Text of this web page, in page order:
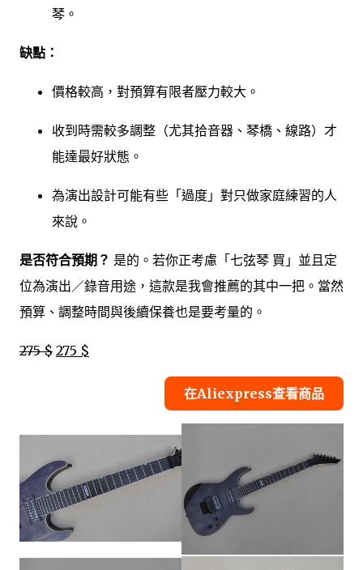
琴。
缺點：
價格較高，對預算有限者壓力較大。
收到時需較多調整（尤其拾音器、琴橋、線路）才
能達最好狀態。
為演出設計可能有些「過度」對只做家庭練習的人
來說。
是否符合預期？ 是的。若你正考慮「七弦琴 買」並且定
位為演出／錄音用途，這款是我會推薦的其中一把。當然
預算、調整時間與後續保養也是要考量的。
275 $ 275 $
在Aliexpress查看商品